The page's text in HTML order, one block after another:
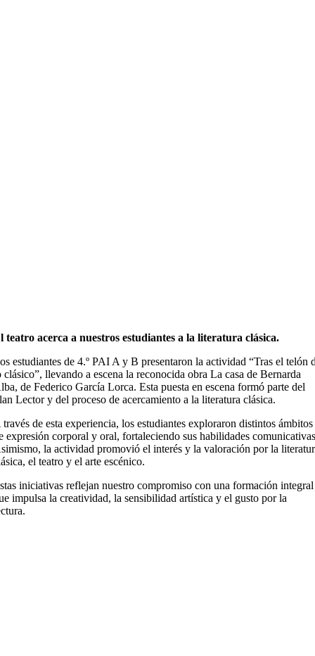
teatro acerca a nuestros estudiantes a la literatura clásica.
estudiantes de 4.º PAI A y B presentaron la actividad “Tras el telón
clásico”, llevando a escena la reconocida obra La casa de Bernarda
de Federico García Lorca. Esta puesta en escena formó parte del
Lector y del proceso de acercamiento a la literatura clásica.
través de esta experiencia, los estudiantes exploraron distintos ámbitos
expresión corporal y oral, fortaleciendo sus habilidades
la actividad promovió el interés y la valoración por la
el teatro y el arte escénico.
iniciativas reflejan nuestro compromiso con una formación integral
impulsa la creatividad, la sensibilidad artística y el gusto por la